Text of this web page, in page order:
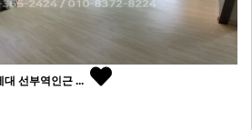
선부역인근 ...